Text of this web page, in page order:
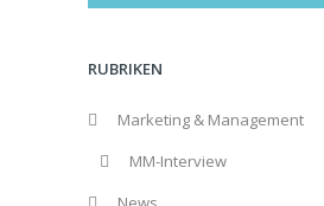
RUBRIKEN
Marketing & Management
MM-Interview